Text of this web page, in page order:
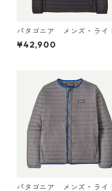
パタゴニア メンズ・ライ
ウェイト・ダウン・セータ
ー・プルオーバー Black 319
¥42,900
パタゴニア メンズ・ライ